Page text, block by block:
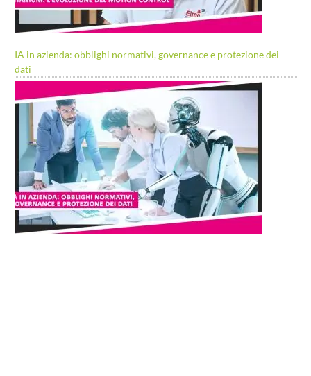
IA in azienda: obblighi normativi, governance e protezione dei
dati